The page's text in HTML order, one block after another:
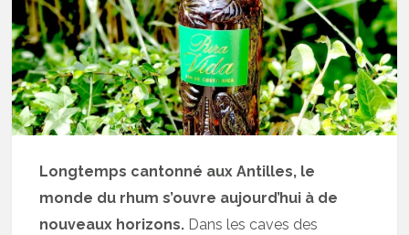
Longtemps cantonné aux Antilles, le
monde du rhum s’ouvre aujourd’hui à de
nouveaux horizons. Dans les caves des